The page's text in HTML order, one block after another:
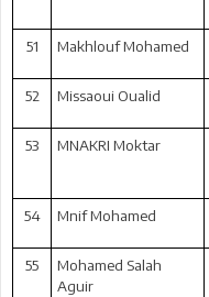
51 Makhlouf Mohamed
52 Missaoui Oualid
53 MNAKRI Moktar
54 Mnif Mohamed
55
Mohamed Salah
Aguir